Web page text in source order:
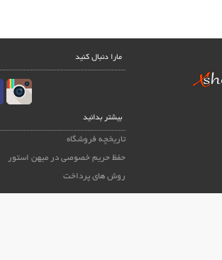
مارا دنبال کنید
بیشتر بدانید
تاریخچه فروشگاه
حفظ حریم خصوصی در میهن استور
روش های پرداخت